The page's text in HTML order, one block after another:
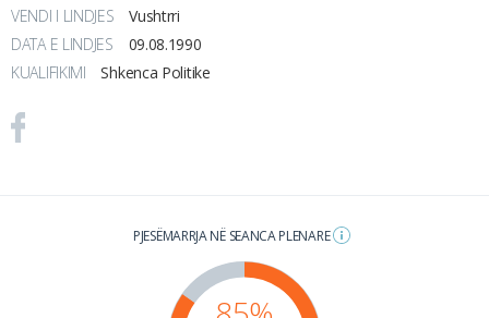
VENDI I LINDJES
Vushtrri
DATA E LINDJES
09.08.1990
KUALIFIKIMI
Shkenca Politike
PJESËMARRJA NË SEANCA PLENARE